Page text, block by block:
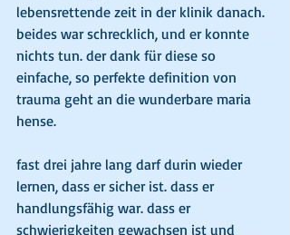
lebensrettende zeit in der klinik danach.
beides war schrecklich, und er konnte
nichts tun. der dank für diese so
einfache, so perfekte definition von
trauma geht an die wunderbare maria
hense.
fast drei jahre lang darf durin wieder
lernen, dass er sicher ist. dass er
handlungsfähig war. dass er
schwierigkeiten gewachsen ist und